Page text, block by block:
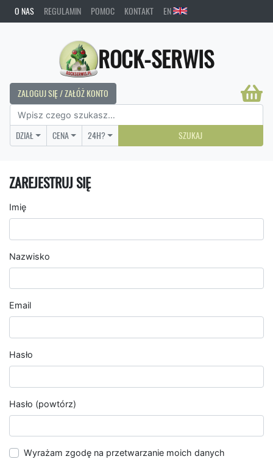
O NAS REGULAMIN POMOC KONTAKT EN
ROCK-SERWIS
ZALOGUJ SIĘ / ZAŁÓŻ KONTO
DZIAŁ CENA 24H? SZUKAJ
ZAREJESTRUJ SIĘ
Imię
Nazwisko
Email
Hasło
Hasło (powtórz)
Wyrażam zgodę na przetwarzanie moich danych